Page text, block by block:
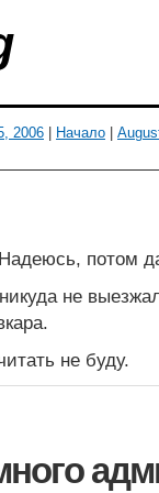
2006 Начало
потом
не
не буду.